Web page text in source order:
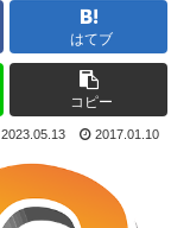
はてブ
コピー
2023.05.13 2017.01.10